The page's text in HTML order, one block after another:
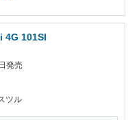
4G 101SI
発売
ツル